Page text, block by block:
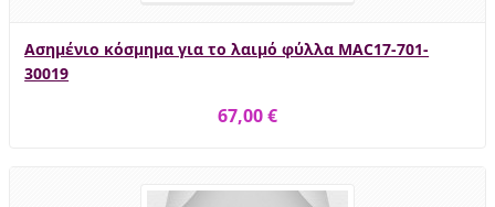
Ασημένιο κόσμημα για το λαιμό φύλλα MAC17-701-
30019
67,00 €